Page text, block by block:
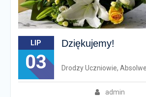
LIP
03
Dziękujemy!
admin
Drodzy Uczniowie,